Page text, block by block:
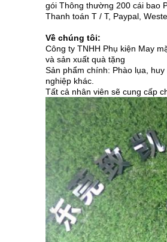
gói Thông thường 200 cái bao
Thanh toán T / T, Paypal,
Về chúng tôi:
Công ty TNHH Phụ kiện May
và sản xuất quà tặng
Sản phẩm chính: Phào lụa,
nghiệp khác.
Tất cả nhân viên sẽ cung cấp